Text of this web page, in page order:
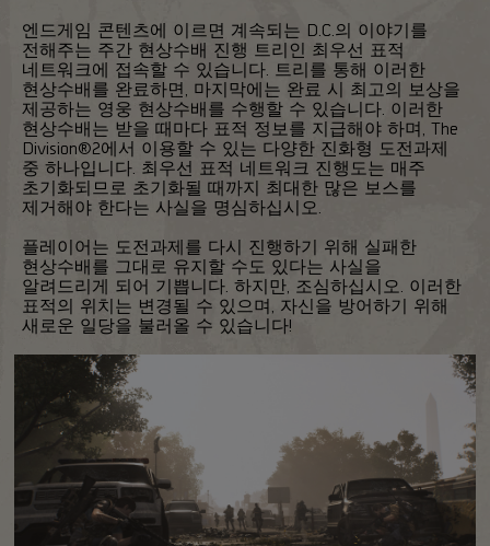
엔드게임 콘텐츠에 이르면 계속되는 D.C.의 이야기를
전해주는 주간 현상수배 진행 트리인 최우선 표적
네트워크에 접속할 수 있습니다. 트리를 통해 이러한
현상수배를 완료하면, 마지막에는 완료 시 최고의 보상을
제공하는 영웅 현상수배를 수행할 수 있습니다. 이러한
현상수배는 받을 때마다 표적 정보를 지급해야 하며, The
Division®2에서 이용할 수 있는 다양한 진화형 도전과제
중 하나입니다. 최우선 표적 네트워크 진행도는 매주
초기화되므로 초기화될 때까지 최대한 많은 보스를
제거해야 한다는 사실을 명심하십시오.
플레이어는 도전과제를 다시 진행하기 위해 실패한
현상수배를 그대로 유지할 수도 있다는 사실을
알려드리게 되어 기쁩니다. 하지만, 조심하십시오. 이러한
표적의 위치는 변경될 수 있으며, 자신을 방어하기 위해
새로운 일당을 불러올 수 있습니다!